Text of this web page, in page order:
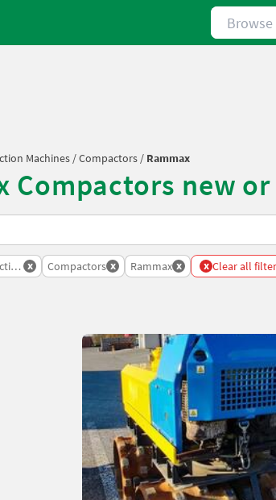
Browse
Machines /Compactors / Rammax
Compactors new or
Machines
x Compactors x Rammax x x Clear all